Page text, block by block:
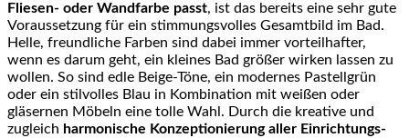
Fliesen- oder Wandfarbe passt, ist das bereits eine sehr gute
Voraussetzung für ein stimmungsvolles Gesamtbild im Bad.
Helle, freundliche Farben sind dabei immer vorteilhafter,
wenn es darum geht, ein kleines Bad größer wirken lassen zu
wollen. So sind edle Beige-Töne, ein modernes Pastellgrün
oder ein stilvolles Blau in Kombination mit weißen oder
gläsernen Möbeln eine tolle Wahl. Durch die kreative und
zugleich harmonische Konzeptionierung aller Einrichtungs-